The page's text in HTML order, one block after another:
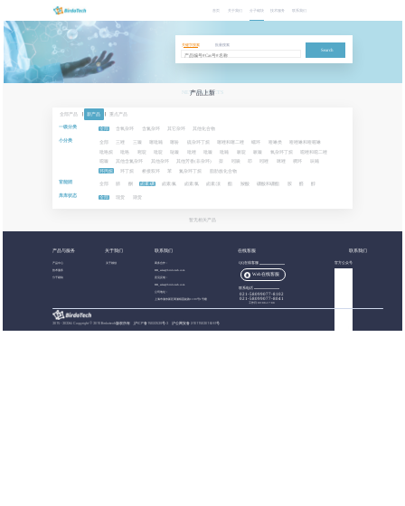
首页 关于我们 分子砌块 技术服务 联系我们
关键字搜索
批量搜索
Search
NEW PRODUCTS
产品上新
全部产品 新产品 重点产品
一级分类 全部 含氧杂环 含氮杂环 其它杂环 其他化合物
小分类 全部 三唑 三嗪 硫杂环丁烷 噻唑和噻二唑 螺环 喹啉类 喹唑啉和喹喔啉
吡咯烷 吡咯 哒嗪 吡唑 氧杂环丁烷 噁唑和噁二唑
噁嗪 其他含氮杂环 其他杂环 其他芳香(非杂环) 吲哚 茚 吲唑 咪唑 稠环
环丙烷 环丁烷 桥接双环 苯 氮杂环丁烷 脂肪族化合物
官能团 全部 腈 酮 卤素:碘 卤素:氟 卤素:氯 卤素:溴 酯 羧酸 硼酸和硼酯 胺 醛
库库状态 全部 现货 期货
暂无相关产品
产品与服务 关于我们 联系我们 在线客服 联系我们
产品中心
技术服务
分子砌块
关于都创
商务合作：
BB_sales@birdotech.com
意见反馈：
BB_sales@birdotech.com
公司地址：
上海市浦东新区周浦镇蓝靛路1199号1号楼
QQ在线客服
Web在线客服
联系电话
021-58099077-8102
021-58099077-8041
工作日 09:00-17:00
官方公众号
2015 - 2023© Copyright © 2019 Birdotech版权所有 , 沪ICP备15032529号-2 沪公网安备 31011502016361号